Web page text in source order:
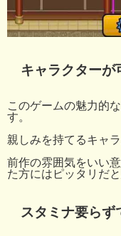
キャラクターが
このゲームの魅力的
す。
親しみを持てるキャ
前作の雰囲気をいい
た方にはピッタリだと
スタミナ要らず